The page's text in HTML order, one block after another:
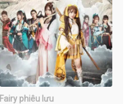
Fairy phiêu lưu